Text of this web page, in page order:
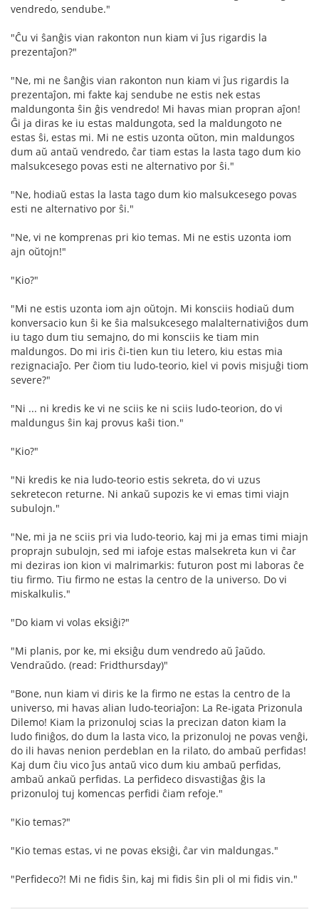
vendredo, sendube."
"Ĉu vi ŝanĝis vian rakonton nun kiam vi ĵus rigardis la
prezentaĵon?"
"Ne, mi ne ŝanĝis vian rakonton nun kiam vi ĵus rigardis la
prezentaĵon, mi fakte kaj sendube ne estis nek estas
maldungonta ŝin ĝis vendredo! Mi havas mian propran aĵon!
Ĝi ja diras ke iu estas maldungota, sed la maldungoto ne
estas ŝi, estas mi. Mi ne estis uzonta oŭton, min maldungos
dum aŭ antaŭ vendredo, ĉar tiam estas la lasta tago dum kio
malsukcesego povas esti ne alternativo por ŝi."
"Ne, hodiaŭ estas la lasta tago dum kio malsukcesego povas
esti ne alternativo por ŝi."
"Ne, vi ne komprenas pri kio temas. Mi ne estis uzonta iom
ajn oŭtojn!"
"Kio?"
"Mi ne estis uzonta iom ajn oŭtojn. Mi konsciis hodiaŭ dum
konversacio kun ŝi ke ŝia malsukcesego malalternativiĝos dum
iu tago dum tiu semajno, do mi konsciis ke tiam min
maldungos. Do mi iris ĉi-tien kun tiu letero, kiu estas mia
rezignaciaĵo. Per ĉiom tiu ludo-teorio, kiel vi povis misjuĝi tiom
severe?"
"Ni ... ni kredis ke vi ne sciis ke ni sciis ludo-teorion, do vi
maldungus ŝin kaj provus kaŝi tion."
"Kio?"
"Ni kredis ke nia ludo-teorio estis sekreta, do vi uzus
sekretecon returne. Ni ankaŭ supozis ke vi emas timi viajn
subulojn."
"Ne, mi ja ne sciis pri via ludo-teorio, kaj mi ja emas timi miajn
proprajn subulojn, sed mi iafoje estas malsekreta kun vi ĉar
mi deziras ion kion vi malrimarkis: futuron post mi laboras ĉe
tiu firmo. Tiu firmo ne estas la centro de la universo. Do vi
miskalkulis."
"Do kiam vi volas eksiĝi?"
"Mi planis, por ke, mi eksiĝu dum vendredo aŭ ĵaŭdo.
Vendraŭdo. (read: Fridthursday)"
"Bone, nun kiam vi diris ke la firmo ne estas la centro de la
universo, mi havas alian ludo-teoriaĵon: La Re-igata Prizonula
Dilemo! Kiam la prizonuloj scias la precizan daton kiam la
ludo finiĝos, do dum la lasta vico, la prizonuloj ne povas venĝi,
do ili havas nenion perdeblan en la rilato, do ambaŭ perfidas!
Kaj dum ĉiu vico ĵus antaŭ vico dum kiu ambaŭ perfidas,
ambaŭ ankaŭ perfidas. La perfideco disvastiĝas ĝis la
prizonuloj tuj komencas perfidi ĉiam refoje."
"Kio temas?"
"Kio temas estas, vi ne povas eksiĝi, ĉar vin maldungas."
"Perfideco?! Mi ne fidis ŝin, kaj mi fidis ŝin pli ol mi fidis vin."